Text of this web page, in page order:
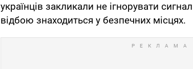
українців закликали не ігнорувати
відбою знаходиться у безпечних місцях.